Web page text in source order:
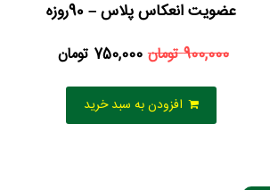
عضویت انعکاس پلاس – 90روزه
900,000تومان 750,000 تومان
افزودن به سبد خرید